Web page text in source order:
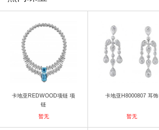
卡地亚REDWOOD项链 项
链
暂无
卡地亚H8000807 耳饰
暂无